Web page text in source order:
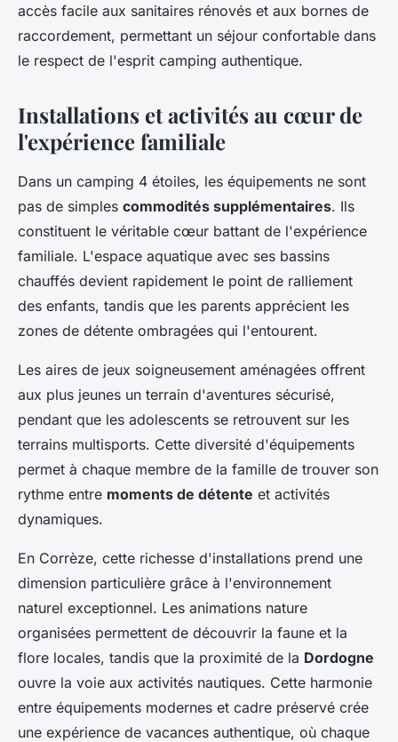
accès facile aux sanitaires rénovés et aux bornes de
raccordement, permettant un séjour confortable dans
le respect de l'esprit camping authentique.
Installations et activités au cœur de
l'expérience familiale
Dans un camping 4 étoiles, les équipements ne sont
pas de simples commodités supplémentaires. Ils
constituent le véritable cœur battant de l'expérience
familiale. L'espace aquatique avec ses bassins
chauffés devient rapidement le point de ralliement
des enfants, tandis que les parents apprécient les
zones de détente ombragées qui l'entourent.
Les aires de jeux soigneusement aménagées offrent
aux plus jeunes un terrain d'aventures sécurisé,
pendant que les adolescents se retrouvent sur les
terrains multisports. Cette diversité d'équipements
permet à chaque membre de la famille de trouver son
rythme entre moments de détente et activités
dynamiques.
En Corrèze, cette richesse d'installations prend une
dimension particulière grâce à l'environnement
naturel exceptionnel. Les animations nature
organisées permettent de découvrir la faune et la
flore locales, tandis que la proximité de la Dordogne
ouvre la voie aux activités nautiques. Cette harmonie
entre équipements modernes et cadre préservé crée
une expérience de vacances authentique, où chaque